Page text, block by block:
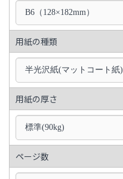
B6（128×182mm）
用紙の種類
半光沢紙(マットコート紙)
用紙の厚さ
標準(90kg)
ページ数